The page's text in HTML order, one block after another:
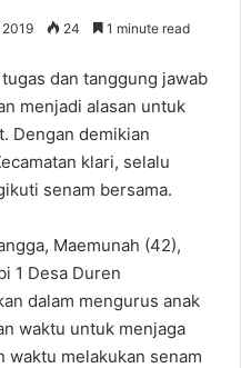
2019 24 1 minute read
dan tanggung jawab
menjadi alasan untuk
Dengan demikian
klari, selalu
senam bersama.
Maemunah (42),
1 Desa Duren
dalam mengurus anak
waktu untuk menjaga
waktu melakukan senam